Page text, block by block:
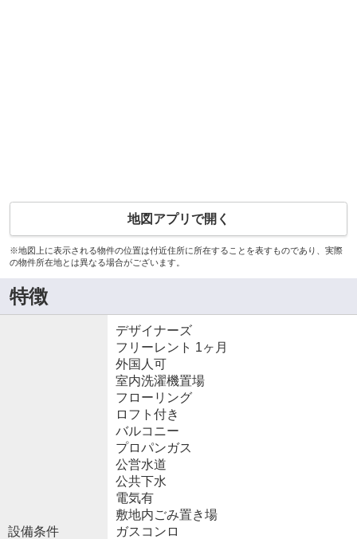
地図アプリで開く
※地図上に表示される物件の位置は付近住所に所在することを表すものであり、実際
の物件所在地とは異なる場合がございます。
特徴
設備条件
デザイナーズ
フリーレント 1ヶ月
外国人可
室内洗濯機置場
フローリング
ロフト付き
バルコニー
プロパンガス
公営水道
公共下水
電気有
敷地内ごみ置き場
ガスコンロ